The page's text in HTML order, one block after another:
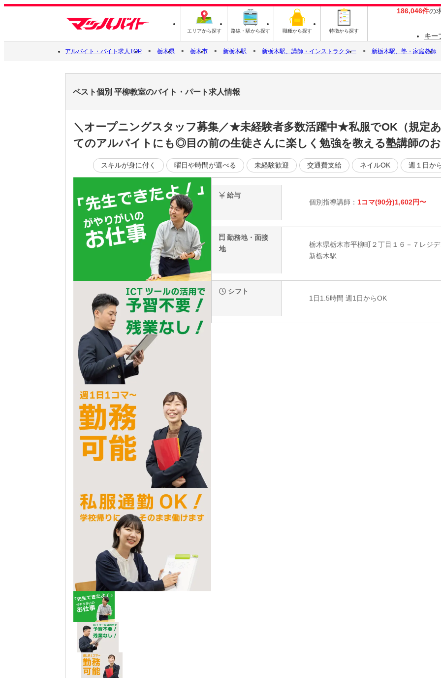
エリアから探す 路線・駅から探す 職種から探す 特徴から探す
186,046件の
キー
アルバイト・バイト求人TOP 栃木県 栃木市 新栃木駅 新栃木駅、講師・インストラクター 新栃木駅、塾・家庭教師
ベスト個別 平柳教室のバイト・パート求人情報
＼オープニングスタッフ募集／★未経験者多数活躍中★私服でOK（規定
てのアルバイトにも◎目の前の生徒さんに楽しく勉強を教える塾講師の
スキルが身に付く 曜日や時間が選べる 未経験歓迎 交通費支給 ネイルOK 週１日か
給与
個別指導講師： 1コマ(90分)1,602円〜
勤務地・面接
地
栃木県栃木市平柳町２丁目１６－７レジ
新栃木駅
シフト
1日1.5時間 週1日からOK